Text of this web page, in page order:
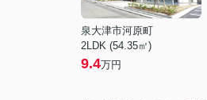
泉大津市河原町
2LDK (54.35㎡)
9.4万円